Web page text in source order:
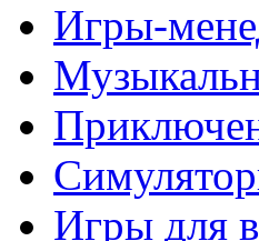
Игры-
Игры для